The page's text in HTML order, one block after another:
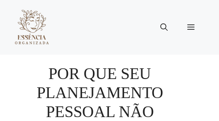
conteúdo
Menu
POR QUE SEU
PLANEJAMENTO
PESSOAL NÃO